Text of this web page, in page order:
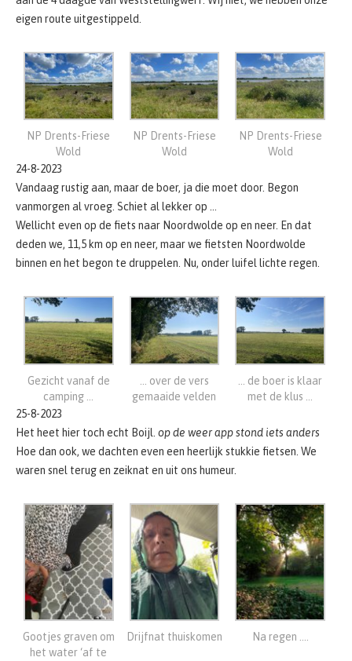
eigen route uitgestippeld.
NP Drents-Friese
Wold
NP Drents-Friese
Wold
NP Drents-Friese
Wold
24-8-2023
Vandaag rustig aan, maar de boer, ja die moet door. Begon
vanmorgen al vroeg. Schiet al lekker op …
Wellicht even op de fiets naar Noordwolde op en neer. En dat
deden we, 11,5 km op en neer, maar we fietsten Noordwolde
binnen en het begon te druppelen. Nu, onder luifel lichte regen.
Gezicht vanaf de
camping …
… over de vers
gemaaide velden
… de boer is klaar
met de klus …
25-8-2023
Het heet hier toch echt Boijl. op de weer app stond iets anders
Hoe dan ook, we dachten even een heerlijk stukkie fietsen. We
waren snel terug en zeiknat en uit ons humeur.
Gootjes graven om
het water ‘af te
Drijfnat thuiskomen Na regen ….